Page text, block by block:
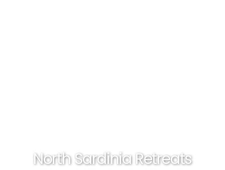
North Sardinia Retreats